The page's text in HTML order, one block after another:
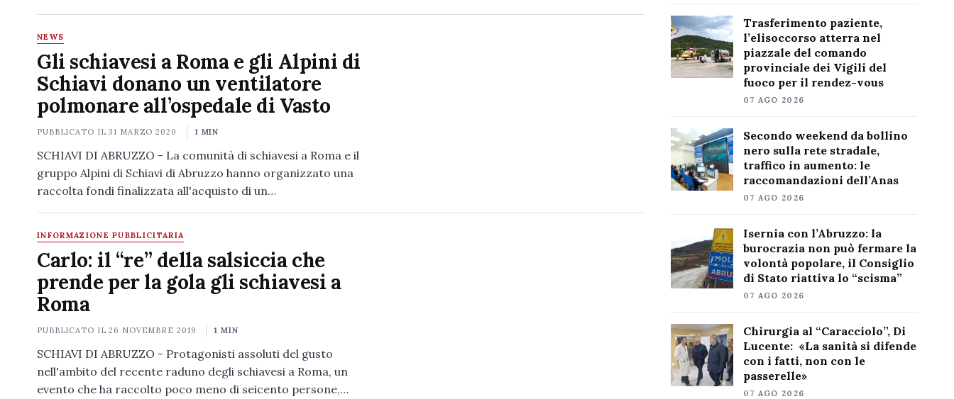
NEWS
Gli schiavesi a Roma e gli Alpini di
Schiavi donano un ventilatore
polmonare all’ospedale di Vasto
PUBBLICATO IL31 MARZO 2020 1 MIN
SCHIAVI DI ABRUZZO - La comunità di schiavesi a Roma e il
gruppo Alpini di Schiavi di Abruzzo hanno organizzato una
raccolta fondi finalizzata all'acquisto di un…
INFORMAZIONE PUBBLICITARIA
Carlo: il “re” della salsiccia che
prende per la gola gli schiavesi a
Roma
PUBBLICATO IL26 NOVEMBRE 2019 1 MIN
SCHIAVI DI ABRUZZO - Protagonisti assoluti del gusto
nell'ambito del recente raduno degli schiavesi a Roma, un
evento che ha raccolto poco meno di seicento persone,…
Trasferimento paziente,
l’elisoccorso atterra nel
piazzale del comando
provinciale dei Vigili del
fuoco per il rendez-vous
07 AGO 2026
Secondo weekend da bollino
nero sulla rete stradale,
traffico in aumento: le
raccomandazioni dell’Anas
07 AGO 2026
Isernia con l’Abruzzo: la
burocrazia non può fermare la
volontà popolare, il Consiglio
di Stato riattiva lo “scisma”
07 AGO 2026
Chirurgia al “Caracciolo”, Di
Lucente: «La sanità si difende
con i fatti, non con le
passerelle»
07 AGO 2026